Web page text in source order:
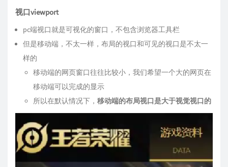
视口viewport
pc端视口就是可视化的窗口，不包含浏览器工具栏
但是移动端，不太一样，布局的视口和可见的视口是不太一
样的
移动端的网页窗口往往比较小，我们希望一个大的网页在
移动端可以完成的显示
所以在默认情况下， 移动端的布局视口是大于视觉视口的